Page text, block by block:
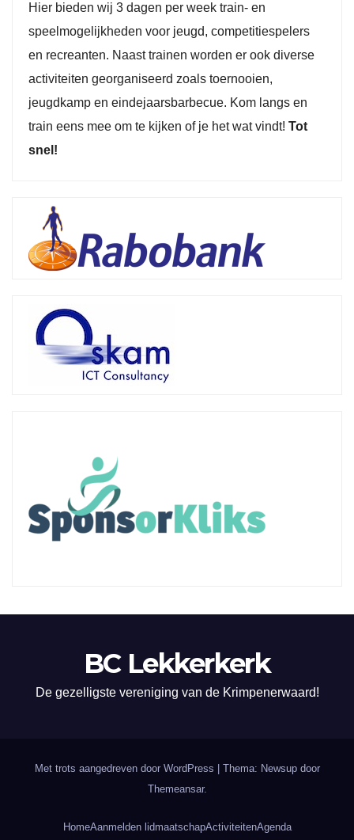
Hier bieden wij 3 dagen per week train- en
speelmogelijkheden voor jeugd, competitiespelers
en recreanten. Naast trainen worden er ook diverse
activiteiten georganiseerd zoals toernooien,
jeugdkamp en eindejaarsbarbecue. Kom langs en
train eens mee om te kijken of je het wat vindt! Tot
snel!
BC Lekkerkerk
De gezelligste vereniging van de Krimpenerwaard!
Met trots aangedreven door WordPress
Thema: Newsup door
Themeansar.
HomeAanmelden lidmaatschapActiviteitenAgenda